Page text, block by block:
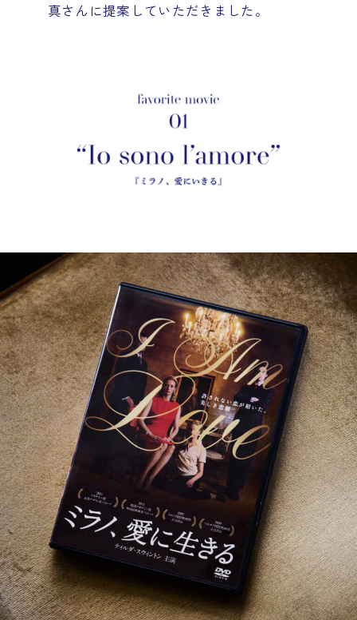
真さんに提案していただきました。